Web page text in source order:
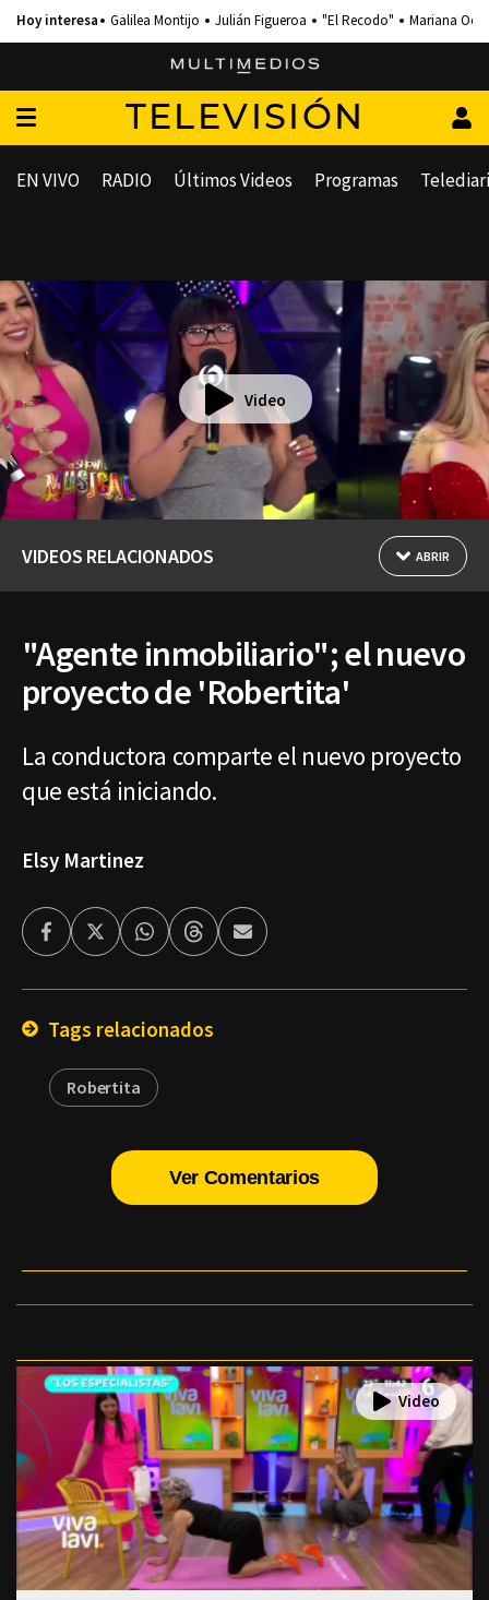
Galilea Montijo Julián Figueroa "El Recodo" Mariana
TELEVISIÓN
EN VIVO RADIO Últimos Videos Programas
Video
VIDEOS RELACIONADOS ABRIR
"Agente inmobiliario"; el nuevo
proyecto de 'Robertita'
La conductora comparte el nuevo proyecto
que está iniciando.
Elsy Martinez
FacebookTwitterWhatsappThreadsEnviar
por
Tags relacionados
Robertita
Ver Comentarios